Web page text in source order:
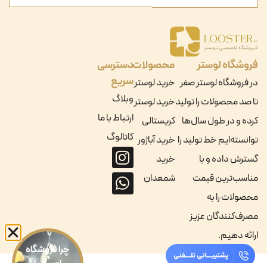
فروشگاه لوستر
در فروشگاه لوستر صفر
تا صد محصولات را تولید
کرده و در طول سال‌ها
توانسته‌ایم خط تولید را
گسترش داده و با
مناسب‌ترین قیمت
محصولات را به
مصرف‌کنندگان عزیز
ارائه دهیم.
محصولات
خرید لوستر
خرید لوستر
کریستالی
خرید آباژور
خرید
شمعدان
دسترسی
سریع
وبلاگ
ارتباط با ما
کاتالوگ
چرا فروشگاه